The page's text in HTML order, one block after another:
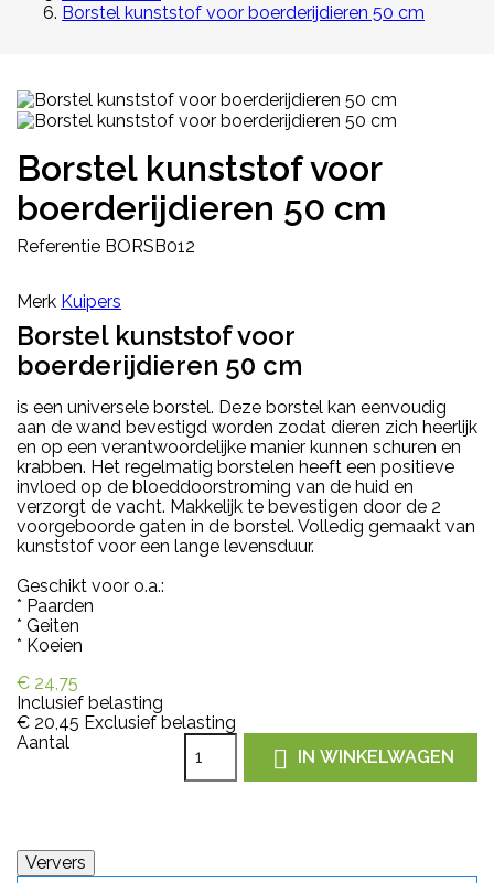
Borstel kunststof voor boerderijdieren 50 cm
Borstel kunststof voor
boerderijdieren 50 cm
Referentie BORSB012
Merk Kuipers
Borstel kunststof voor
boerderijdieren 50 cm
is een universele borstel. Deze borstel kan eenvoudig
aan de wand bevestigd worden zodat dieren zich heerlijk
en op een verantwoordelijke manier kunnen schuren en
krabben. Het regelmatig borstelen heeft een positieve
invloed op de bloeddoorstroming van de huid en
verzorgt de vacht. Makkelijk te bevestigen door de 2
voorgeboorde gaten in de borstel. Volledig gemaakt van
kunststof voor een lange levensduur.
Geschikt voor o.a.:
* Paarden
* Geiten
* Koeien
€ 24,75
Inclusief belasting
€ 20,45 Exclusief belasting
Aantal
 IN WINKELWAGEN